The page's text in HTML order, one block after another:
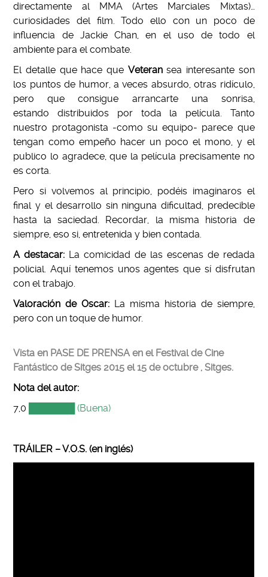
directamente al MMA (Artes Marciales Mixtas)…
curiosidades del film. Todo ello con un poco de
influencia de Jackie Chan, en el uso de todo el
ambiente para el combate.
El detalle que hace que Veteransea interesante son
los puntos de humor, a veces absurdo, otras ridículo,
pero que consigue arrancarte una sonrisa,
estando distribuidos por toda la película. Tanto
nuestro protagonista -como su equipo- parece que
tengan como empeño hacer un poco el mono, y el
publico lo agradece, que la película precisamente no
es corta.
Pero si volvemos al principio, podéis imaginaros el
final y el desarrollo sin ninguna dificultad, predecible
hasta la saciedad. Recordar, la misma historia de
siempre, eso si, entretenida y bien contada.
A destacar: La comicidad de las escenas de redada
policial. Aquí tenemos unos agentes que sí disfrutan
con el trabajo.
Valoración de Oscar: La misma historia de siempre,
pero con un toque de humor.
Vista en PASE DE PRENSA en el Festival de Cine
Fantástico de Sitges 2015 el 15 de octubre , Sitges.
Nota del autor:
7,0
███████ (Buena)
TRÁILER – V.O.S. (en inglés)